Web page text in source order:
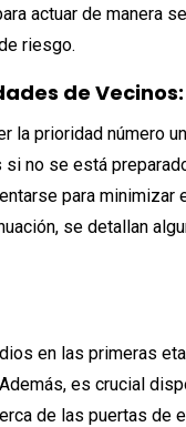
actuar de manera
riesgo.
de
la prioridad número
no se está
para minimizar
se detallan
en las primeras
es crucial
de las puertas de